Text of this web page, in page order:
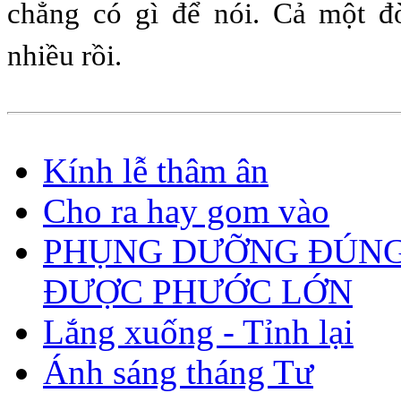
chẳng có gì để nói. Cả một
nhiều rồi.
Kính lễ thâm ân
Cho ra hay gom vào
PHỤNG DƯỠNG
ĐƯỢC PHƯỚC LỚN
Lắng xuống - Tỉnh lại
Ánh sáng tháng Tư